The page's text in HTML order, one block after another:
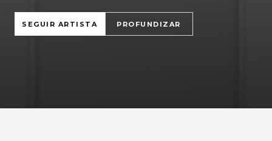
SEGUIR ARTISTA PROFUNDIZAR